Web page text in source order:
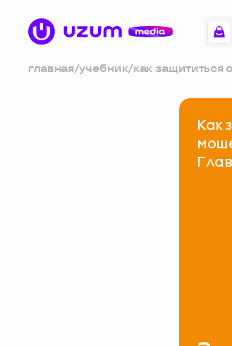
главная/учебник/как защититься
Как